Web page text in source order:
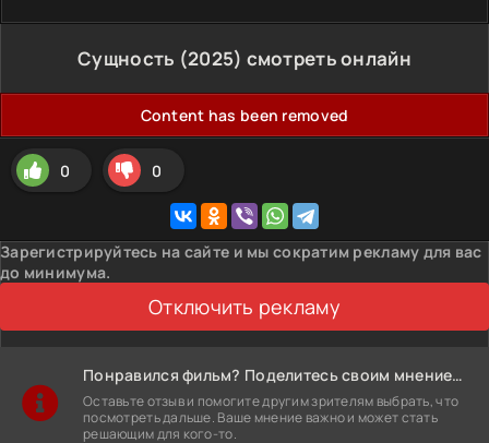
Сущность (2025) смотреть онлайн
Content has been removed
0 0
Зарегистрируйтесь на сайте и мы сократим рекламу для вас
до минимума.
Отключить рекламу
Понравился фильм? Поделитесь своим мнением!
Оставьте отзыв и помогите другим зрителям выбрать, что
посмотреть дальше. Ваше мнение важно и может стать
решающим для кого-то.